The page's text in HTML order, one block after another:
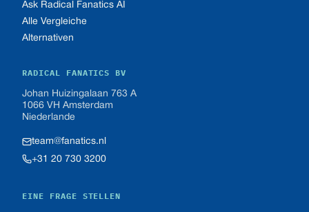
Ask Radical Fanatics AI
Alle Vergleiche
Alternativen
RADICAL FANATICS BV
Johan Huizingalaan 763 A
1066 VH Amsterdam
Niederlande
team@fanatics.nl
+31 20 730 3200
EINE FRAGE STELLEN